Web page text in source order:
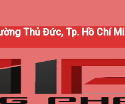
Thủ Đức, Tp. Hồ Chí